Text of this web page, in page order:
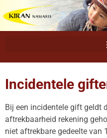
Incidentele
Bij een incidentele gift geldt
aftrekbaarheid rekening
niet aftrekbare gedeelte van